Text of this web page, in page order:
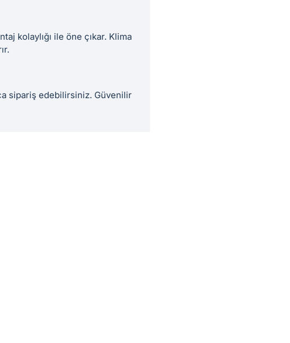
kolaylığı ile öne çıkar. Klima
sipariş edebilirsiniz. Güvenilir